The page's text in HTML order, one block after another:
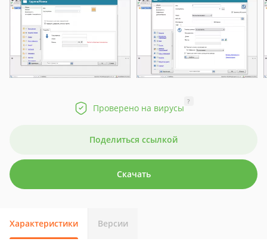
Проверено на вирусы
?
Поделиться ссылкой
Скачать
Характеристики Версии